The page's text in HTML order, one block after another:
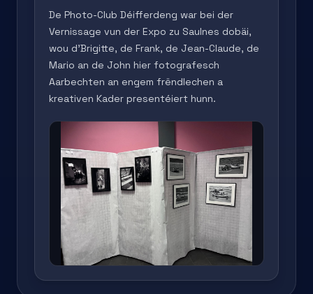
De Photo-Club Déifferdeng war bei der
Vernissage vun der Expo zu Saulnes dobäi,
wou d'Brigitte, de Frank, de Jean-Claude, de
Mario an de John hier fotografesch
Aarbechten an engem frëndlechen a
kreativen Kader presentéiert hunn.